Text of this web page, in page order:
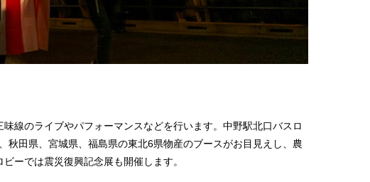
線のライブやパフォーマンスなどを行います。中野駅北口バスロ
田県、宮城県、福島県の東北6県物産のブースがお目見えし、農
ーでは震災復興記念展も開催します。